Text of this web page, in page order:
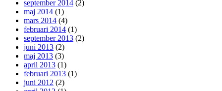
september 2014 (2)
maj 2014 (1)
mars 2014 (4)
februari 2014 (1)
september 2013 (2)
juni 2013 (2)
maj 2013 (3)
april 2013 (1)
februari 2013 (1)
juni 2012 (2)